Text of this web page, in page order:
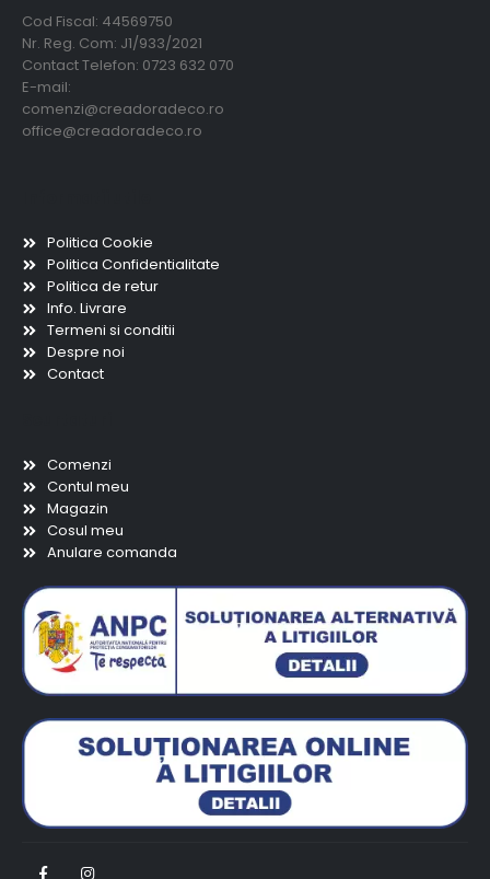
Cod Fiscal: 44569750
Nr. Reg. Com: J1/933/2021
Contact Telefon: 0723 632 070
E-mail:
comenzi@creadoradeco.ro
office@creadoradeco.ro
Politica Cookie
Politica Confidentialitate
Politica de retur
Info. Livrare
Termeni si conditii
Despre noi
Contact
Comenzi
Contul meu
Magazin
Cosul meu
Anulare comanda